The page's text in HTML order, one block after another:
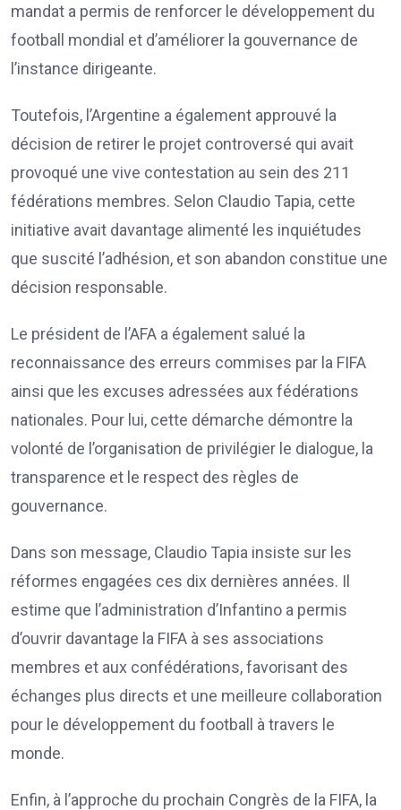
mandat a permis de renforcer le développement du
football mondial et d’améliorer la gouvernance de
l’instance dirigeante.
Toutefois, l’Argentine a également approuvé la
décision de retirer le projet controversé qui avait
provoqué une vive contestation au sein des 211
fédérations membres. Selon Claudio Tapia, cette
initiative avait davantage alimenté les inquiétudes
que suscité l’adhésion, et son abandon constitue une
décision responsable.
Le président de l’AFA a également salué la
reconnaissance des erreurs commises par la FIFA
ainsi que les excuses adressées aux fédérations
nationales. Pour lui, cette démarche démontre la
volonté de l’organisation de privilégier le dialogue, la
transparence et le respect des règles de
gouvernance.
Dans son message, Claudio Tapia insiste sur les
réformes engagées ces dix dernières années. Il
estime que l’administration d’Infantino a permis
d’ouvrir davantage la FIFA à ses associations
membres et aux confédérations, favorisant des
échanges plus directs et une meilleure collaboration
pour le développement du football à travers le
monde.
Enfin, à l’approche du prochain Congrès de la FIFA, la